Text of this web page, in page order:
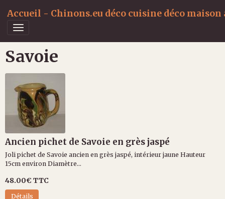
Accueil - Chinons.eu déco cuisine déco
Savoie
Ancien pichet de Savoie en grès jaspé
Joli pichet de Savoie ancien en grès jaspé, intérieur jaune Hauteur
15cm environ Diamètre...
48.00€ TTC
Détails